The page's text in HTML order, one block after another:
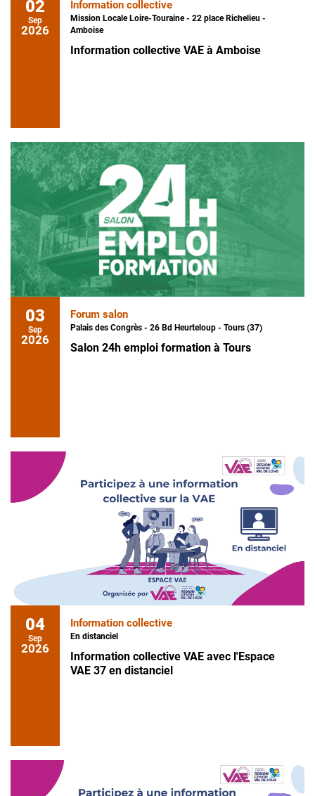
02
Sep
2026
Information collective
Mission Locale Loire-Touraine - 22 place Richelieu -
Amboise
Information collective VAE à Amboise
03
Sep
2026
Forum salon
Palais des Congrès - 26 Bd Heurteloup - Tours (37)
Salon 24h emploi formation à Tours
04
Sep
2026
Information collective
En distanciel
Information collective VAE avec l'Espace
VAE 37 en distanciel